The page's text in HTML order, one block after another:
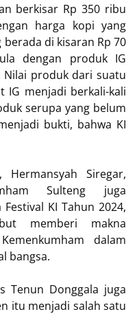
berkisar Rp 350 ribu
harga kopi yang
di kisaran Rp 70
dengan produk IG
Nilai produk dari suatu
IG menjadi berkali-kali
serupa yang belum
bukti, bahwa KI
Hermansyah Siregar,
Sulteng juga
KI Tahun 2024,
memberi makna
dalam
bangsa.
Tenun Donggala juga
itu menjadi salah satu